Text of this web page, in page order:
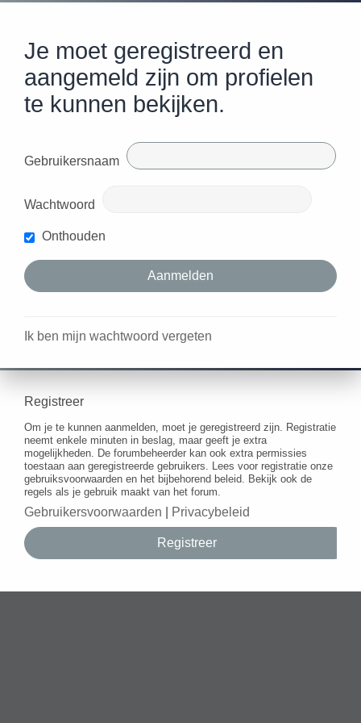
Je moet geregistreerd en
aangemeld zijn om profielen
te kunnen bekijken.
Gebruikersnaam
Wachtwoord
Onthouden
Ik ben mijn wachtwoord vergeten
Registreer
Om je te kunnen aanmelden, moet je geregistreerd zijn. Registratie
neemt enkele minuten in beslag, maar geeft je extra
mogelijkheden. De forumbeheerder kan ook extra permissies
toestaan aan geregistreerde gebruikers. Lees voor registratie onze
gebruiksvoorwaarden en het bijbehorend beleid. Bekijk ook de
regels als je gebruik maakt van het forum.
Gebruikersvoorwaarden Privacybeleid
Registreer